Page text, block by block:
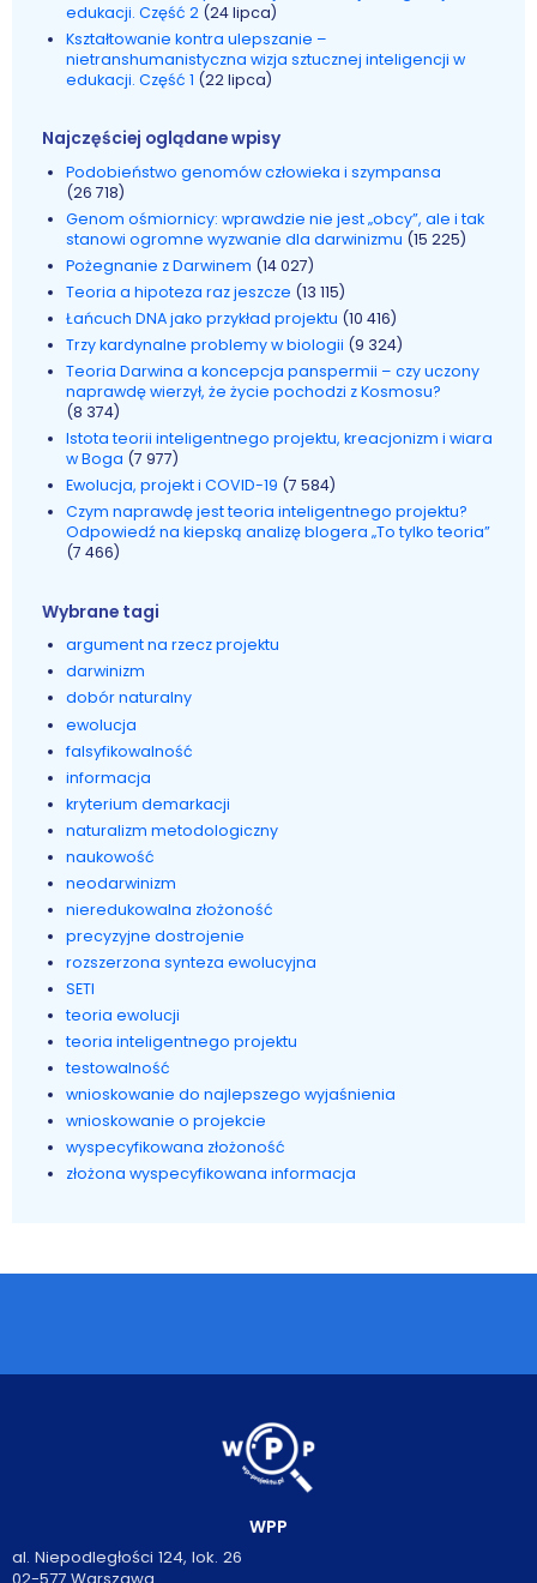
edukacji. Część 2 (24 lipca)
Kształtowanie kontra ulepszanie –
nietranshumanistyczna wizja sztucznej inteligencji w
edukacji. Część 1 (22 lipca)
Najczęściej oglądane wpisy
Podobieństwo genomów człowieka i szympansa
(26 718)
Genom ośmiornicy: wprawdzie nie jest „obcy”, ale i tak
stanowi ogromne wyzwanie dla darwinizmu (15 225)
Pożegnanie z Darwinem (14 027)
Teoria a hipoteza raz jeszcze (13 115)
Łańcuch DNA jako przykład projektu (10 416)
Trzy kardynalne problemy w biologii (9 324)
Teoria Darwina a koncepcja panspermii – czy uczony
naprawdę wierzył, że życie pochodzi z Kosmosu?
(8 374)
Istota teorii inteligentnego projektu, kreacjonizm i wiara
w Boga (7 977)
Ewolucja, projekt i COVID-19 (7 584)
Czym naprawdę jest teoria inteligentnego projektu?
Odpowiedź na kiepską analizę blogera „To tylko teoria”
(7 466)
Wybrane tagi
argument na rzecz projektu
darwinizm
dobór naturalny
ewolucja
falsyfikowalność
informacja
kryterium demarkacji
naturalizm metodologiczny
naukowość
neodarwinizm
nieredukowalna złożoność
precyzyjne dostrojenie
rozszerzona synteza ewolucyjna
SETI
teoria ewolucji
teoria inteligentnego projektu
testowalność
wnioskowanie do najlepszego wyjaśnienia
wnioskowanie o projekcie
wyspecyfikowana złożoność
złożona wyspecyfikowana informacja
WPP
al. Niepodległości 124, lok. 26